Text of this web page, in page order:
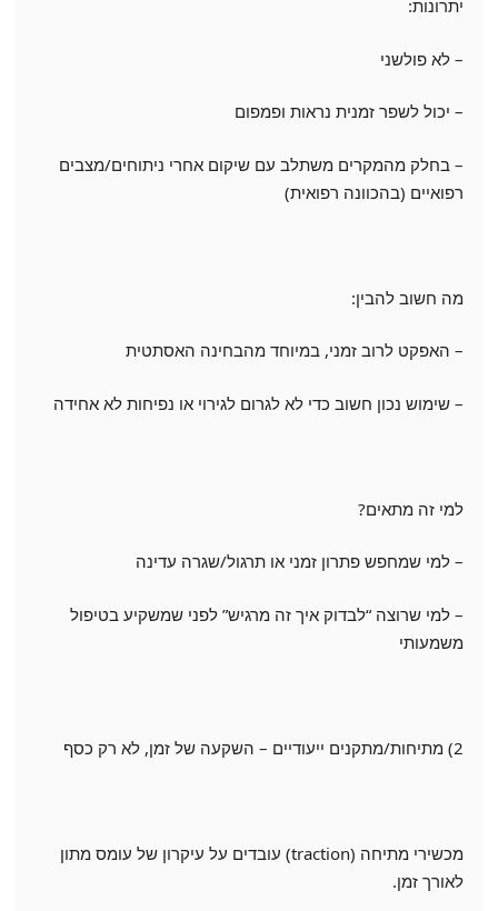
יתרונות:
– לא פולשני
– יכול לשפר זמנית נראות ופמפום
– בחלק מהמקרים משתלב עם שיקום אחרי ניתוחים/מצבים
רפואיים (בהכוונה רפואית)
מה חשוב להבין:
– האפקט לרוב זמני, במיוחד מהבחינה האסתטית
– שימוש נכון חשוב כדי לא לגרום לגירוי או נפיחות לא אחידה
למי זה מתאים?
– למי שמחפש פתרון זמני או תרגול/שגרה עדינה
– למי שרוצה “לבדוק איך זה מרגיש” לפני שמשקיע בטיפול
משמעותי
2) מתיחות/מתקנים ייעודיים – השקעה של זמן, לא רק כסף
מכשירי מתיחה (traction) עובדים על עיקרון של עומס מתון
לאורך זמן.